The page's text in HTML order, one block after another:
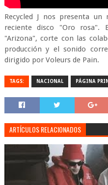
Recycled J nos presenta
reciente disco "Oro rosa".
"Arizona", corte con las
producción y el sonido
dirigido por Voleurs de Pain.
TAGS: NACIONAL PÁGINA
ARTÍCULOS RELACIONADOS